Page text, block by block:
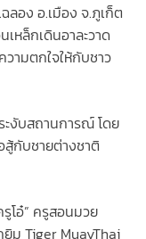
ลอง อ.เมือง จ.ภูเก็ต
หล็กเดินอาละวาด
วามตกใจให้กับชาว
ะงับสถานการณ์ โดย
สู้กับชายต่างชาติ
โอ๋” ครูสอนมวย
ยิม Tiger MuayThai